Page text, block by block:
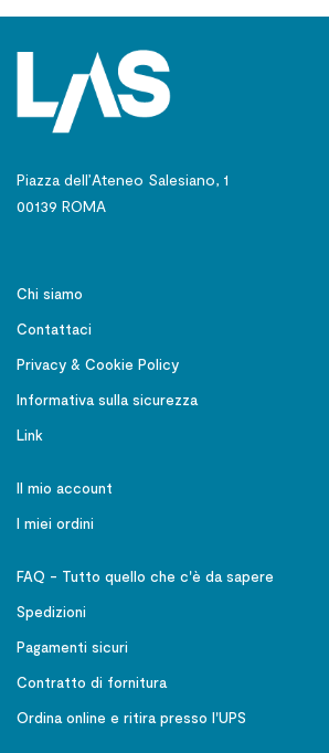
Piazza dell’Ateneo Salesiano, 1
00139 ROMA
Chi siamo
Contattaci
Privacy & Cookie Policy
Informativa sulla sicurezza
Link
Il mio account
I miei ordini
FAQ - Tutto quello che c'è da sapere
Spedizioni
Pagamenti sicuri
Contratto di fornitura
Ordina online e ritira presso l'UPS